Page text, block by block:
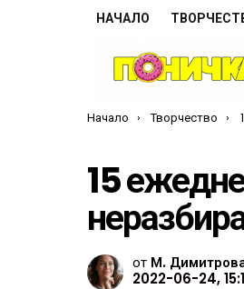
НАЧАЛО
Ти си тук:
Начало Творчество
15
от М.
2022-06-24,